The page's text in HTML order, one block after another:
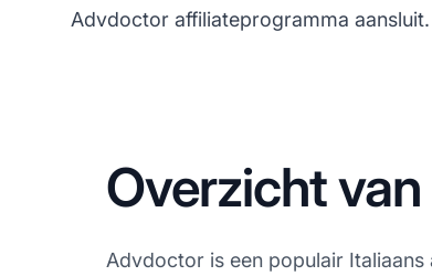
Advdoctor affiliateprogramma aansluit.
Overzicht
Advdoctor is een populair